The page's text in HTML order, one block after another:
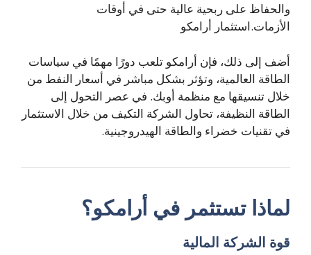
والحفاظ على ربحية عالية حتى في أوقات
الأزمات.استثمار أرامكو
أضف إلى ذلك، فإن أرامكو تلعب دورًا مهمًا في سياسات
الطاقة العالمية، وتؤثر بشكل مباشر في أسعار النفط من
خلال تنسيقها مع منظمة أوبك. في عصر التحول إلى
الطاقة النظيفة، تحاول الشركة التكيف من خلال الاستثمار
في تقنيات خضراء والطاقة الهيدروجينية.
لماذا تستثمر في أرامكو؟
قوة الشركة المالية